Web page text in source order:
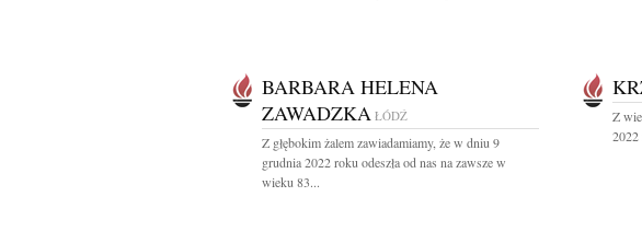
BARBARA HELENA
ZAWADZKA ŁÓDŹ
Z głębokim żalem zawiadamiamy, że w dniu 9
grudnia 2022 roku odeszła od nas na zawsze w
wieku 83...
Z
2022